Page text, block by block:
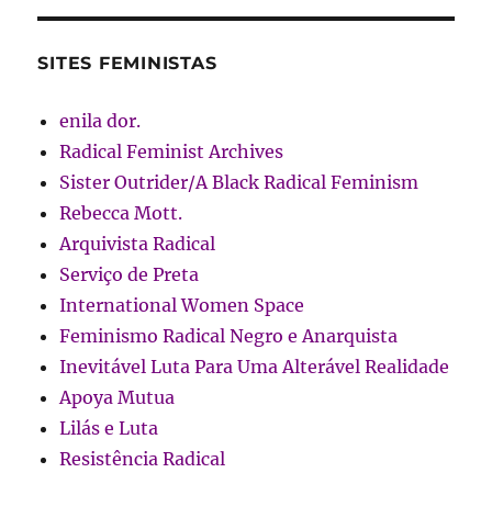
SITES FEMINISTAS
enila dor.
Radical Feminist Archives
Sister Outrider/A Black Radical Feminism
Rebecca Mott.
Arquivista Radical
Serviço de Preta
International Women Space
Feminismo Radical Negro e Anarquista
Inevitável Luta Para Uma Alterável Realidade
Apoya Mutua
Lilás e Luta
Resistência Radical